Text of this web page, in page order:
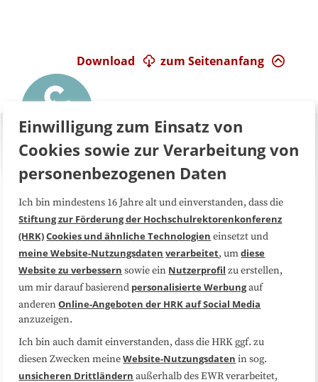
zum Seitenanfang
Download
Über uns FAQ
Medienarbeit Kooperationen
Datenschutzerklärung Impressum
Sitemap
Folgen Sie uns
Einwilligung zum Einsatz von
Cookies sowie zur Verarbeitung von
personenbezogenen Daten
Ich bin mindestens 16 Jahre alt und einverstanden, dass die
Stiftung zur Förderung der Hochschulrektorenkonferenz
(HRK)Cookies und ähnliche Technologien einsetzt und
meine Website-Nutzungsdaten verarbeitet, umdiese
Website zu verbessern sowie ein Nutzerprofil zu erstellen,
um mir darauf basierend personalisierte Werbungauf
anderenOnline-Angeboten der HRK auf Social Media
anzuzeigen.
Ich bin auch damit einverstanden, dass die HRK ggf. zu
diesen Zwecken meineWebsite-Nutzungsdaten in sog.
unsicheren Drittländern außerhalb des EWR verarbeitet,